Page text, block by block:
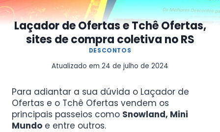
Laçador de Ofertas e Tchê Ofertas,
sites de compra coletiva no RS
DESCONTOS
Atualizado em 24 de julho de 2024
Para adiantar a sua dúvida o Laçador de
Ofertas e o Tchê Ofertas vendem os
principais passeios como Snowland, Mini
Mundo e entre outros.